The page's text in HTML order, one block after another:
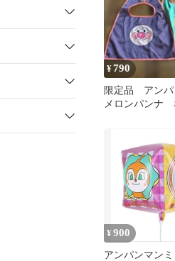
¥790
限定品 アン
メロンパンナ
¥ 900
アンパンマン